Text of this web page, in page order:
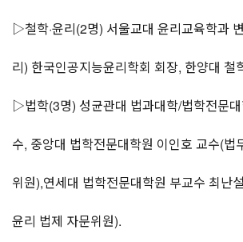
▷철학·윤리(2명) 서울교대 윤리교육학과
리) 한국인공지능윤리학회 회장, 한양대 철
▷법학(3명) 성균관대 법과대학/법학전문
수, 중앙대 법학전문대학원 이인호 교수(법
위원),연세대 법학전문대학원 부교수 최난
윤리 법제 자문위원).